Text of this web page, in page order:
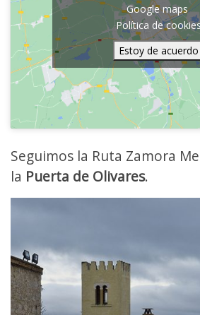
Google maps
Política de
Estoy de acuerdo
Seguimos la Ruta Zamora
la Puerta de Olivares.